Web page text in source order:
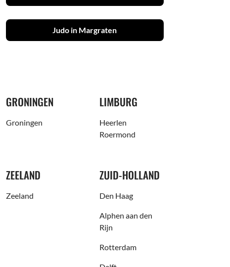
Judo in Margraten
GRONINGEN
Groningen
LIMBURG
Heerlen
Roermond
ZEELAND
Zeeland
ZUID-HOLLAND
Den Haag
Alphen aan den
Rijn
Rotterdam